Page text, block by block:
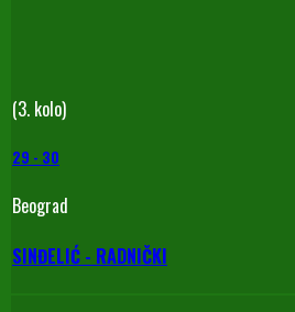
(3. kolo)
29 - 30
Beograd
SINĐELIĆ - RADNIČKI